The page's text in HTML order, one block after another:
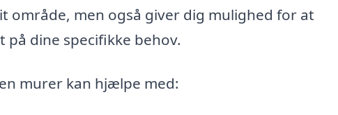
område, men også giver dig mulighed for at
dine specifikke behov.
murer kan hjælpe med: